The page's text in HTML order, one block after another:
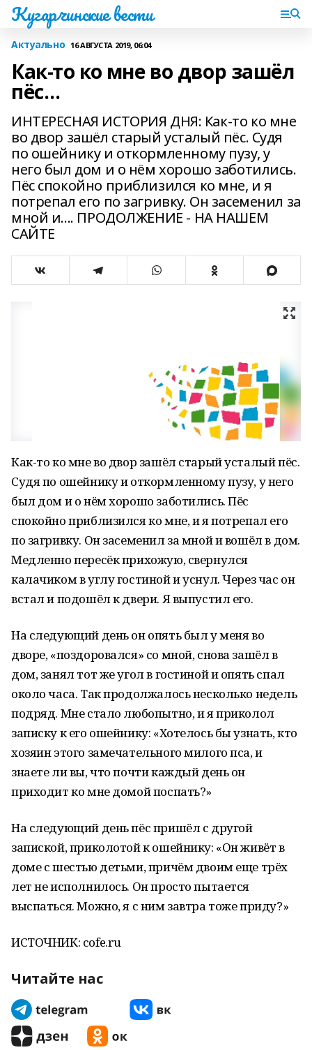
Кугарчинские вести
Актуально 16 АВГУСТА 2019, 06:04
Как-то ко мне во двор зашёл
пёс…
ИНТЕРЕСНАЯ ИСТОРИЯ ДНЯ: Как-то ко мне
во двор зашёл старый усталый пёс. Судя
по ошейнику и откормленному пузу, у
него был дом и о нём хорошо заботились.
Пёс спокойно приблизился ко мне, и я
потрепал его по загривку. Он засеменил за
мной и.... ПРОДОЛЖЕНИЕ - НА НАШЕМ
САЙТЕ
Как-то ко мне во двор зашёл старый усталый пёс.
Судя по ошейнику и откормленному пузу, у него
был дом и о нём хорошо заботились. Пёс
спокойно приблизился ко мне, и я потрепал его
по загривку. Он засеменил за мной и вошёл в дом.
Медленно пересёк прихожую, свернулся
калачиком в углу гостиной и уснул. Через час он
встал и подошёл к двери. Я выпустил его.
На следующий день он опять был у меня во
дворе, «поздоровался» со мной, снова зашёл в
дом, занял тот же угол в гостиной и опять спал
около часа. Так продолжалось несколько недель
подряд. Мне стало любопытно, и я приколол
записку к его ошейнику: «Хотелось бы узнать, кто
хозяин этого замечательного милого пса, и
знаете ли вы, что почти каждый день он
приходит ко мне домой поспать?»
На следующий день пёс пришёл с другой
запиской, приколотой к ошейнику: «Он живёт в
доме с шестью детьми, причём двоим еще трёх
лет не исполнилось. Он просто пытается
выспаться. Можно, я с ним завтра тоже приду?»
ИСТОЧНИК: cofe.ru
Читайте нас